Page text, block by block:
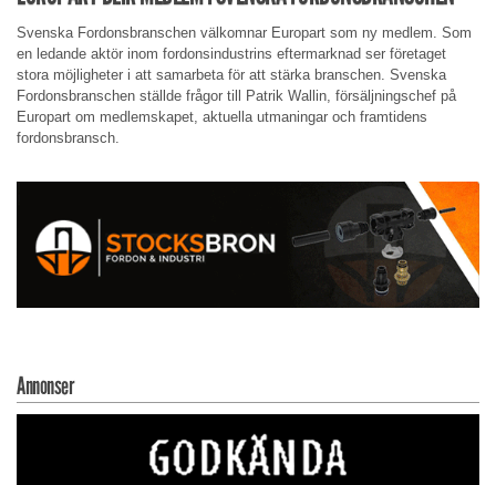
Svenska Fordonsbranschen välkomnar Europart som ny medlem. Som
en ledande aktör inom fordonsindustrins eftermarknad ser företaget
stora möjligheter i att samarbeta för att stärka branschen. Svenska
Fordonsbranschen ställde frågor till Patrik Wallin, försäljningschef på
Europart om medlemskapet, aktuella utmaningar och framtidens
fordonsbransch.
Annonser